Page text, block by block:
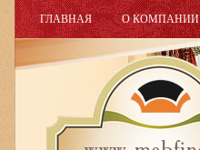
ГЛАВНАЯ О КОМПАНИИ